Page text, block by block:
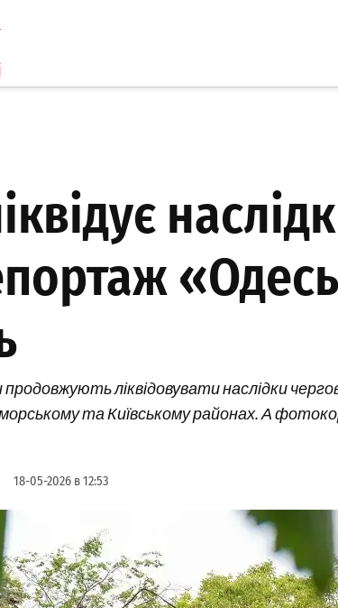
продовжують ліквідовувати наслідки
та Київському районах. А
18-05-2026 в 12:53